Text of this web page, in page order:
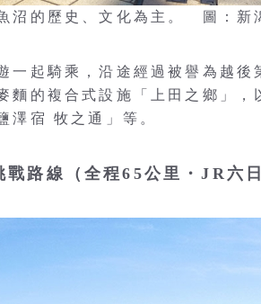
沼的歷史、文化為主。 圖：新
一起騎乘，沿途經過被譽為越後
麵的複合式設施「上田之鄉」，
澤宿 牧之通」等。
路線（全程65公里・JR六日